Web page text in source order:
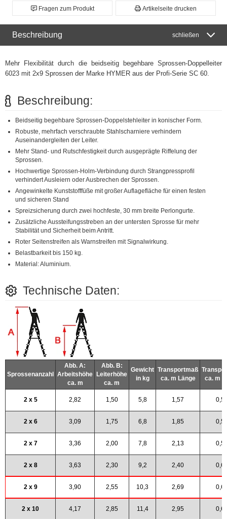
Fragen zum Produkt Artikelseite drucken
Beschreibung schließen
Mehr Flexibilität durch die beidseitig begehbare Sprossen-Doppelleiter
6023 mit 2x9 Sprossen der Marke HYMER aus der Profi-Serie SC 60.
Beschreibung:
Beidseitig begehbare Sprossen-Doppelstehleiter in konischer Form.
Robuste, mehrfach verschraubte Stahlscharniere verhindern
Auseinandergleiten der Leiter.
Mehr Stand- und Rutschfestigkeit durch ausgeprägte Riffelung der
Sprossen.
Hochwertige Sprossen-Holm-Verbindung durch Strangpressprofil
verhindert Ausleiern oder Ausbrechen der Sprossen.
Angewinkelte Kunststofffüße mit großer Auflagefläche für einen festen
und sicheren Stand
Spreizsicherung durch zwei hochfeste, 30 mm breite Perlongurte.
Zusätzliche Aussteifungsstreben an der untersten Sprosse für mehr
Stabilität und Sicherheit beim Antritt.
Roter Seitenstreifen als Warnstreifen mit Signalwirkung.
Belastbarkeit bis 150 kg.
Material: Aluminium.
Technische Daten:
Sprossenanzahl
Abb. A:
Arbeitshöhe
ca. m
Abb. B:
Leiterhöhe
ca. m
Gewicht
in kg
Transportmaß
ca. m Länge
ca. m
2 x 5 2,82 1,50 5,8 1,57
2 x 6 3,09 1,75 6,8 1,85
2 x 7 3,36 2,00 7,8 2,13
2 x 8 3,63 2,30 9,2 2,40
2 x 9 3,90 2,55 10,3 2,69
2 x 10 4,17 2,85 11,4 2,95